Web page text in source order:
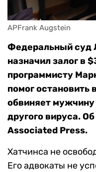
APFrank Augstein
Федеральный суд
назначил залог в
программисту
помог остановить
обвиняет
другого вируса.
Associated Press.
Хатчинса не
Его адвокаты не